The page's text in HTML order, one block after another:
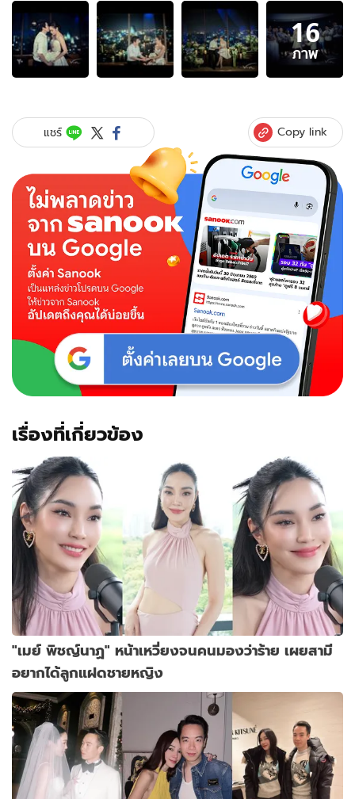
อัลบั้ม
ภาพ
16
ภาพ
ของ
นาฏ
แต่งงาน
แล่บ!!
สวม
แหวน
หนุ่ม
16
ภาพ
แชร์ Copy link
เรื่องที่เกี่ยวข้อง
"เมย์ พิชญ์นาฏ" หน้าเหวี่ยงจนคนมองว่าร้าย เผยสามี
อยากได้ลูกแฝดชายหญิง